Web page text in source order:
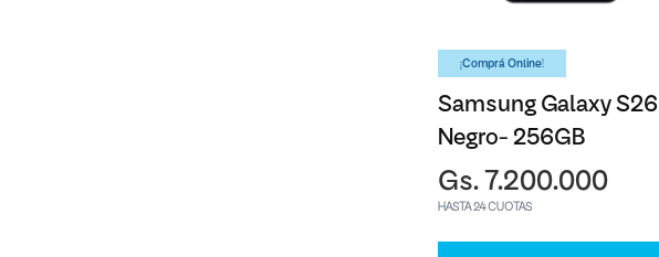
¡Comprá Online!
Samsung Galaxy S26
Negro- 256GB
Gs. 7.200.000
HASTA 24 CUOTAS